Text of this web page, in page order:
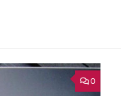
0